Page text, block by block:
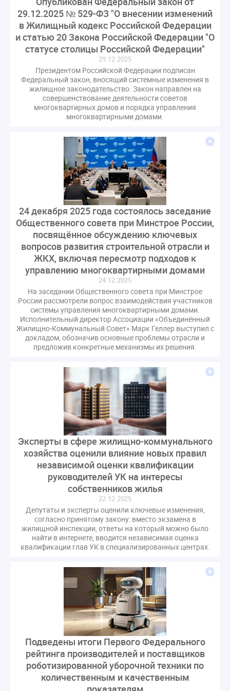
СРО регулирование ГЖИ лицензирование надзор
Совет Федерации
Сотрудничество
вебинар
водоснабжение
выставка ЖКХ
законопроект
запрет на уступку
запрос
инициатива
информационная система ЖКХ
круглый стол
мораторий
обсуждение
оплата услуг
отчетность УК
персональные данные
реформирование ЖКХ
2035 ВЦИОМ
Владимир Путин
ГПК РФ ГУО
Геллер
Государственная дума
Дезинфекция
Законопроект Минстрой
Законопроект Пахомов Кошелев
Законопроект теплоснабжение ответственность
Законотворчество
Заседание
ИПУ
Игорь Владимиров
Качество
Кейс
Комиссия РСПП по ЖКХ
Конституционный Суд
Кошелев Пахомов
Лицензии М.Геллер
МЧС
НК РФ
Награды Новая УК
ПМЭФ-2024
Перепланировка ОДИ
Пломба
Поручение Президента
Правительства РФ
Правительство диагностика
Праздники
РКЦ
Разъяснения
Регулирование Малахов
Резолюция
Рейтинг
Свидетельство о поверке
Собрание собственников
Соглашение о сотрудничестве
Статья
Стратегия развития ЖКХ 2030
Судебная практика ЖКХ
Требования
Форум
арендатор
вентиляционные каналы
внеплановые проверки
вода
выбор УК
гарантийная управляющая компания
гарантирующие управляющие организации
госпошлина
демоэкзамен
депутаты
документ
единство измерений
жалобы
жилищный надзор
закон о банкротстве
изменения в ЖК РФ
изменения в Положение
индексация
индикаторы риска
категория риска
квалифэкзамен
кворум ОСС
коммунальные ресурсы
коррупция
надзор
неосновательное обогащение
непредвиденные расходы
нормотворчество
общедомовое имущество
общедомовой прибор учета
общее собрание
общественный совет
объект культурного наследия
оплата отопления
особенности взимания пени
29.12.2025 № 529-ФЗ "О внесении изменений
в Жилищный кодекс Российской Федерации
и статью 20 Закона Российской Федерации "О
статусе столицы Российской Федерации"
29.12.2025
Президентом Российской Федерации подписан
Федеральный закон, вносящий системные изменения в
жилищное законодательство. Закон направлен на
совершенствование деятельности советов
многоквартирных домов и порядка управления
многоквартирными домами.
24 декабря 2025 года состоялось заседание
Общественного совета при Минстрое России,
посвящённое обсуждению ключевых
вопросов развития строительной отрасли и
ЖКХ, включая пересмотр подходов к
управлению многоквартирными домами
24.12.2025
На заседании Общественного совета при Минстрое
России рассмотрели вопрос взаимодействия участников
системы управления многоквартирными домами.
Исполнительный директор Ассоциации «Объединённый
Жилищно-Коммунальный Совет» Марк Геллер выступил с
докладом, обозначив основные проблемы отрасли и
предложив конкретные механизмы их решения.
Эксперты в сфере жилищно-коммунального
хозяйства оценили влияние новых правил
независимой оценки квалификации
руководителей УК на интересы
собственников жилья
22.12.2025
Депутаты и эксперты оценили ключевые изменения,
согласно принятому закону: вместо экзамена в
жилищной инспекции, ответы на который можно было
найти в интернете, вводится независимая оценка
квалификации глав УК в специализированных центрах.
Подведены итоги Первого Федерального
рейтинга производителей и поставщиков
роботизированной уборочной техники по
количественным и качественным